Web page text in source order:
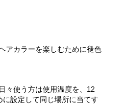
アカラーを楽しむために褪色
々使う方は使用温度を、12
設定して同じ場所に当てす